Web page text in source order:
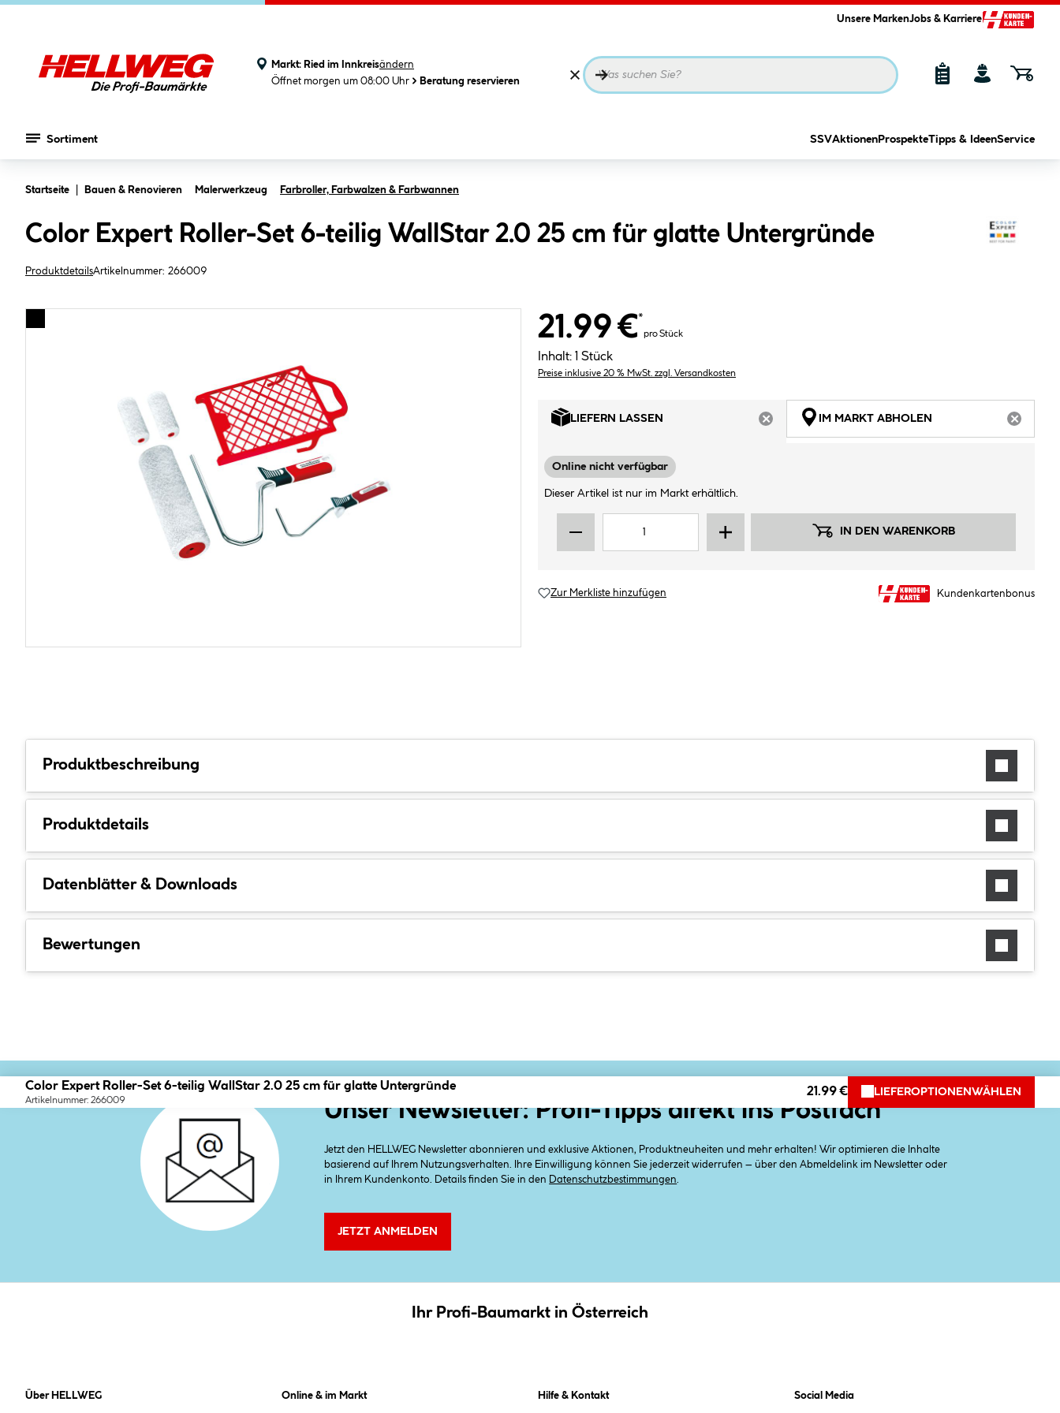
Unsere MarkenJobs & Karriere
Markt: Ried im Innkreisändern
Öffnet morgen um 08:00 Uhr
Beratung reservieren
Sortiment SSVAktionen ProspekteTipps & IdeenService
Startseite Bauen & Renovieren Malerwerkzeug Farbroller, Farbwalzen & Farbwannen
Color Expert Roller-Set 6-teilig WallStar 2.0 25 cm für glatte Untergründe
ProduktdetailsArtikelnummer: 266009
21.99 €*
pro Stück
Inhalt: 1 Stück
Preise inklusive 20 % MwSt. zzgl. Versandkosten
LIEFERN LASSEN
ARTIKEL NICHT VERFÜGBAR
IM MARKT ABHOLEN
Online nicht verfügbar
Dieser Artikel ist nur im Markt erhältlich.
IN DEN WARENKORB
Zur Merkliste hinzufügen Kundenkartenbonus
Produktbeschreibung
Produktdetails
Datenblätter & Downloads
Bewertungen
Color Expert Roller-Set 6-teilig WallStar 2.0 25 cm für glatte Untergründe
Artikelnummer: 266009
21.99 € LIEFEROPTIONEN WÄHLEN
Unser Newsletter: Profi-Tipps direkt ins Postfach
Jetzt den HELLWEG Newsletter abonnieren und exklusive Aktionen, Produktneuheiten und mehr erhalten! Wir optimieren die Inhalte
basierend auf Ihrem Nutzungsverhalten. Ihre Einwilligung können Sie jederzeit widerrufen – über den Abmeldelink im Newsletter oder
in Ihrem Kundenkonto. Details finden Sie in den
Datenschutzbestimmungen
JETZT ANMELDEN
Ihr Profi-Baumarkt in Österreich
Über HELLWEG Online & im Markt Hilfe & Kontakt Social Media